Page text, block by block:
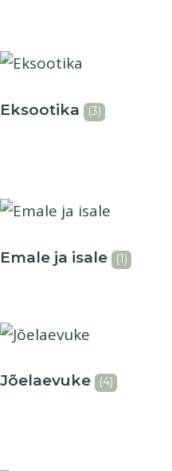
Eksootika (3)
Emale ja isale (1)
Jõelaevuke (4)